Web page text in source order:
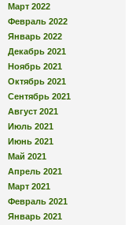
Март 2022
Февраль 2022
Январь 2022
Декабрь 2021
Ноябрь 2021
Октябрь 2021
Сентябрь 2021
Август 2021
Июль 2021
Июнь 2021
Май 2021
Апрель 2021
Март 2021
Февраль 2021
Январь 2021